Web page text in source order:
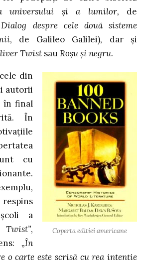
universului şi a lumilor, de
Dialog despre cele două sisteme
, de Galileo Galilei), dar şi
Twist sauRoşu şi negru.
Coperta editiei americane
din
autorii
în final
În
cu
a
Twist”,
„În
o carte este scrisă cu rea intenţie